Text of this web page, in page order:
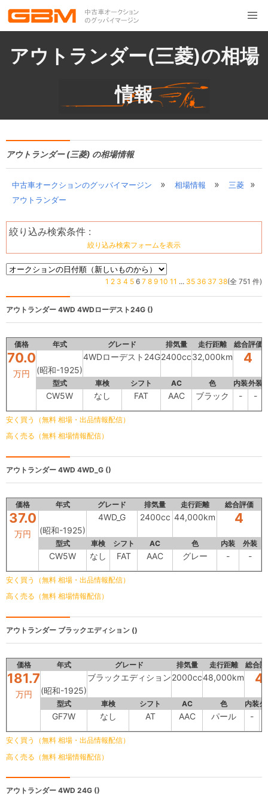
アウトランダー(三菱)の相場
情報
アウトランダー (三菱) の相場情報
中古車オークションのグッバイマージン » 相場情報 » 三菱 »
アウトランダー
絞り込み検索条件 :
絞り込み検索フォームを表示
1 2 3 4 5 6 7 8 9 10 11 ... 35 36 37 38(全 751 件)
アウトランダー 4WD 4WDローデスト24G ()
価格 年式 グレード 排気量 走行距離 総合評価
70.0
万円 (昭和-1925)
4WDローデスト24G2400cc32,000km 4
型式 車検 シフト AC 色 内装外装
CW5W なし FAT AAC ブラック - -
安く買う（無料 相場・出品情報配信）
高く売る（無料 相場情報配信）
アウトランダー 4WD 4WD_G ()
価格 年式 グレード 排気量 走行距離 総合評価
37.0
万円 (昭和-1925)
4WD_G 2400cc 44,000km 4
型式 車検 シフト AC 色 内装 外装
CW5W なし FAT AAC グレー - -
安く買う（無料 相場・出品情報配信）
高く売る（無料 相場情報配信）
アウトランダー ブラックエディション ()
価格 年式 グレード 排気量 走行距離 総合評
181.7
万円 (昭和-1925)
ブラックエディション2000cc48,000km 4
型式 車検 シフト AC 色 内装
GF7W なし AT AAC パール -
安く買う（無料 相場・出品情報配信）
高く売る（無料 相場情報配信）
アウトランダー 4WD 24G ()